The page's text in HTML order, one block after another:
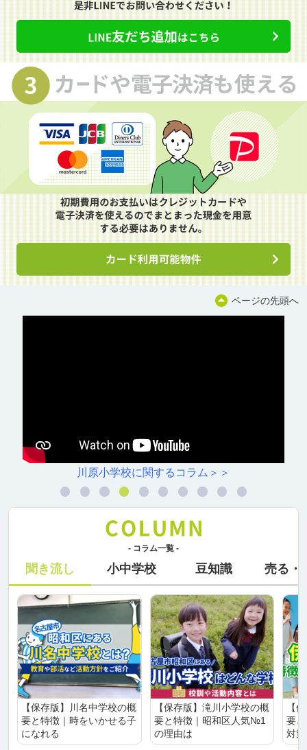
ページの先頭へ
川原小学校に関するコラム＞＞
- コラム一覧 -
聞き流し 小中学校 豆知識 売る・
【保存版】川名中学校の概
要と特徴｜時をいかせる子
になれる
【保存版】滝川小学校の概
要と特徴｜昭和区人気№1
の理由は
【
要
対